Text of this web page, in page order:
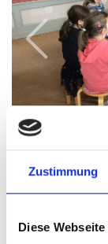
Zustimmung
Diese
Previous